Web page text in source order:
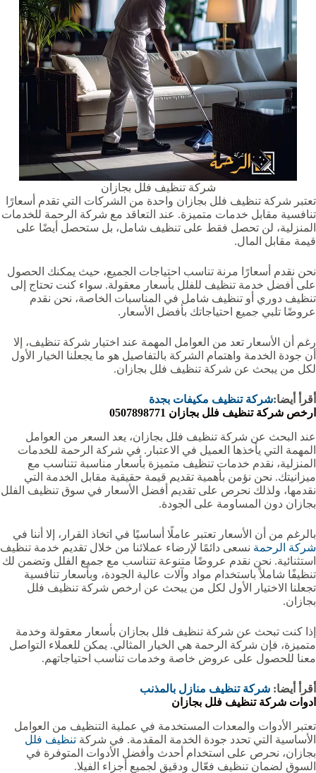
شركة تنظيف فلل بجازان
تعتبر شركة تنظيف فلل بجازان واحدة من الشركات التي تقدم أسعارًا
تنافسية مقابل خدمات متميزة. عند التعاقد مع شركة الرحمة للخدمات
المنزلية، لن تحصل فقط على تنظيف شامل، بل ستحصل أيضًا على
قيمة مقابل المال.
نحن نقدم أسعارًا مرنة تناسب احتياجات الجميع، حيث يمكنك الحصول
على أفضل خدمة تنظيف للفلل بأسعار معقولة. سواء كنت تحتاج إلى
تنظيف دوري أو تنظيف شامل في المناسبات الخاصة، نحن نقدم
عروضًا تلبي جميع احتياجاتك بأفضل الأسعار.
رغم أن الأسعار تعد من العوامل المهمة عند اختيار شركة تنظيف، إلا
أن جودة الخدمة واهتمام الشركة بالتفاصيل هو ما يجعلنا الخيار الأول
لكل من يبحث عن شركة تنظيف فلل بجازان.
أقرأ أيضا:شركة تنظيف مكيفات بجدة
ارخص شركة تنظيف فلل بجازان 0507898771
عند البحث عن شركة تنظيف فلل بجازان، يعد السعر من العوامل
المهمة التي يأخذها العميل في الاعتبار. في شركة الرحمة للخدمات
المنزلية، نقدم خدمات تنظيف متميزة بأسعار مناسبة تتناسب مع
ميزانيتك. نحن نؤمن بأهمية تقديم قيمة حقيقية مقابل الخدمة التي
نقدمها، ولذلك نحرص على تقديم أفضل الأسعار في سوق تنظيف الفلل
بجازان دون المساومة على الجودة.
بالرغم من أن الأسعار تعتبر عاملًا أساسيًا في اتخاذ القرار، إلا أننا في
شركة الرحمة نسعى دائمًا لإرضاء عملائنا من خلال تقديم خدمة تنظيف
استثنائية. نحن نقدم عروضًا متنوعة تتناسب مع جميع الفلل وتضمن لك
تنظيفًا شاملاً باستخدام مواد وآلات عالية الجودة، وبأسعار تنافسية
تجعلنا الاختيار الأول لكل من يبحث عن ارخص شركة تنظيف فلل
بجازان.
إذا كنت تبحث عن شركة تنظيف فلل بجازان بأسعار معقولة وخدمة
متميزة، فإن شركة الرحمة هي الخيار المثالي. يمكن للعملاء التواصل
معنا للحصول على عروض خاصة وخدمات تناسب احتياجاتهم.
أقرأ أيضا: شركة تنظيف منازل بالمذنب
ادوات شركة تنظيف فلل بجازان
تعتبر الأدوات والمعدات المستخدمة في عملية التنظيف من العوامل
الأساسية التي تحدد جودة الخدمة المقدمة. في شركة تنظيف فلل
بجازان، نحرص على استخدام أحدث وأفضل الأدوات المتوفرة في
السوق لضمان تنظيف فعّال ودقيق لجميع أجزاء الفيلا.